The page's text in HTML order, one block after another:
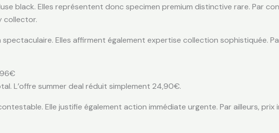
black. Elles représentent donc specimen premium distinctive rare. Par
collector.
Elles affirment également expertise collection sophistiquée.
L’offre summer deal réduit simplement 24,90€.
Elle justifie également action immédiate urgente. Par ailleurs,